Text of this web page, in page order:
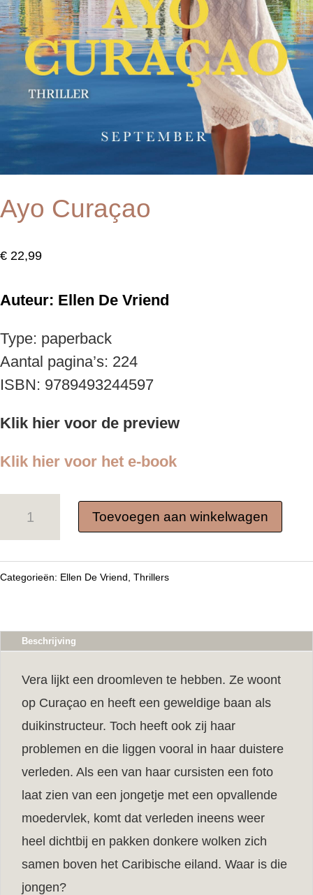
Ayo Curaçao
€ 22,99
Auteur: Ellen De Vriend
Type: paperback
Aantal pagina’s: 224
ISBN: 9789493244597
Klik hier voor de preview
Klik hier voor het e-book
Curaçao
Toevoegen aan winkelwagen
Categorieën: Ellen De Vriend Thrillers
Beschrijving
Vera lijkt een droomleven te hebben. Ze woont
op Curaçao en heeft een geweldige baan als
duikinstructeur. Toch heeft ook zij haar
problemen en die liggen vooral in haar duistere
verleden. Als een van haar cursisten een foto
laat zien van een jongetje met een opvallende
moedervlek, komt dat verleden ineens weer
heel dichtbij en pakken donkere wolken zich
samen boven het Caribische eiland. Waar is die
jongen?